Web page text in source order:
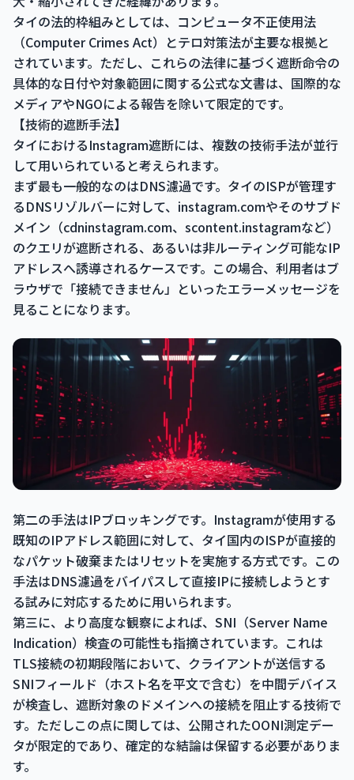
タイの法的枠組みとしては、コンピュータ不正使用法
（Computer Crimes Act）とテロ対策法が主要な根拠と
されています。ただし、これらの法律に基づく遮断命令の
具体的な日付や対象範囲に関する公式な文書は、国際的な
メディアやNGOによる報告を除いて限定的です。
【技術的遮断手法】
タイにおけるInstagram遮断には、複数の技術手法が並行
して用いられていると考えられます。
まず最も一般的なのはDNS濾過です。タイのISPが管理す
るDNSリゾルバーに対して、instagram.comやそのサブド
メイン（cdninstagram.com、scontent.instagramなど）
のクエリが遮断される、あるいは非ルーティング可能なIP
アドレスへ誘導されるケースです。この場合、利用者はブ
ラウザで「接続できません」といったエラーメッセージを
見ることになります。
第二の手法はIPブロッキングです。Instagramが使用する
既知のIPアドレス範囲に対して、タイ国内のISPが直接的
なパケット破棄またはリセットを実施する方式です。この
手法はDNS濾過をバイパスして直接IPに接続しようとす
る試みに対応するために用いられます。
第三に、より高度な観察によれば、SNI（Server Name
Indication）検査の可能性も指摘されています。これは
TLS接続の初期段階において、クライアントが送信する
SNIフィールド（ホスト名を平文で含む）を中間デバイス
が検査し、遮断対象のドメインへの接続を阻止する技術で
す。ただしこの点に関しては、公開されたOONI測定デー
タが限定的であり、確定的な結論は保留する必要がありま
す。